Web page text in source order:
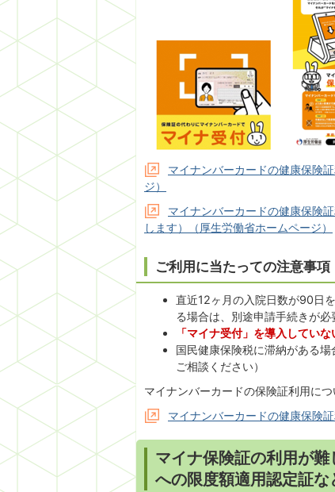
マイナンバーカードの健康保険
ジ）
マイナンバーカードの健康保険
します）（厚生労働省ホームページ）
ご利用に当たっての注意事項
直近12ヶ月の入院日数が90日
る場合は、別途申請手続きが必
「マイナ受付」を導入してい
国民健康保険税に滞納がある
ご相談ください）
マイナンバーカードの保険証利用に
マイナンバーカードの健康保険
マイナ保険証の利用が難
への限度額適用認定証